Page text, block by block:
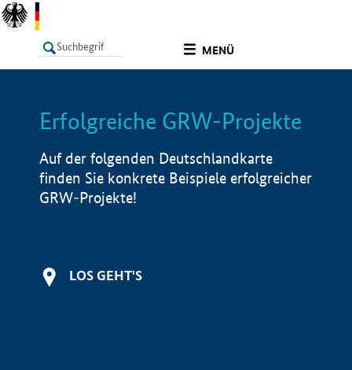
MENÜ
LISTE Info
Erfolgreiche GRW-Projekte
Auf der folgenden Deutschlandkarte
finden Sie konkrete Beispiele erfolgreicher
GRW-Projekte!
LOS GEHT'S